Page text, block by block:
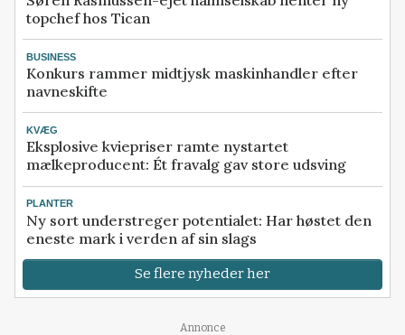
topchef hos Tican
BUSINESS
Konkurs rammer midtjysk maskinhandler efter
navneskifte
KVÆG
Eksplosive kviepriser ramte nystartet
mælkeproducent: Ét fravalg gav store udsving
PLANTER
Ny sort understreger potentialet: Har høstet den
eneste mark i verden af sin slags
Se flere nyheder her
Annonce